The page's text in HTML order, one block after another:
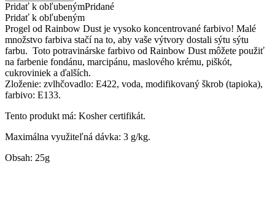
Pridať k obľubenýmPridané
Pridať k obľubeným
Progel od Rainbow Dust je vysoko koncentrované farbivo! Malé
množstvo farbiva stačí na to, aby vaše výtvory dostali sýtu sýtu
farbu. Toto potravinárske farbivo od Rainbow Dust môžete použiť
na farbenie fondánu, marcipánu, maslového krému, piškót,
cukroviniek a ďalších.
Zloženie: zvlhčovadlo: E422, voda, modifikovaný škrob (tapioka),
farbivo: E133.
Tento produkt má: Kosher certifikát.
Maximálna využiteľná dávka: 3 g/kg.
Obsah: 25g